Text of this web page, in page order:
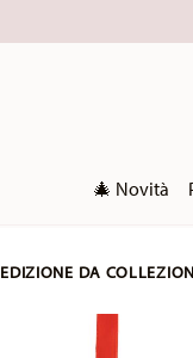
🎄 Novità
EDIZIONE DA